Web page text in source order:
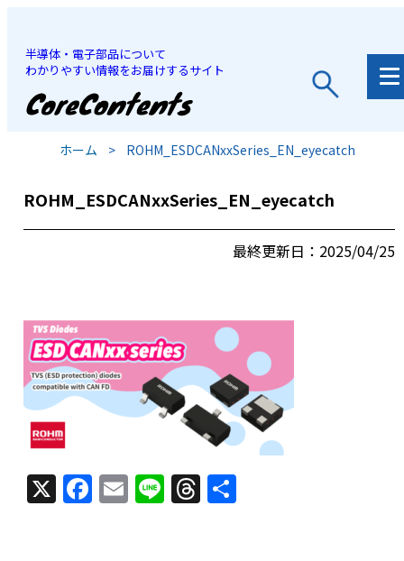
半導体・電子部品について
わかりやすい情報をお届けするサイト
JP
ホーム > ROHM_ESDCANxxSeries_EN_eyecatch
ROHM_ESDCANxxSeries_EN_eyecatch
最終更新日：2025/04/25
X F
a
E
m
Li
n
T
h